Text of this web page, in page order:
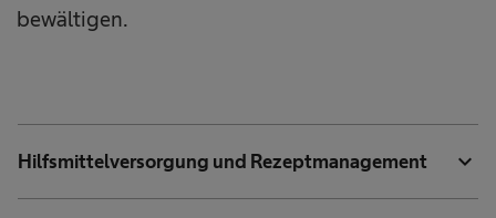
bewältigen.
Hilfsmittelversorgung und Rezeptmanagement expand_more